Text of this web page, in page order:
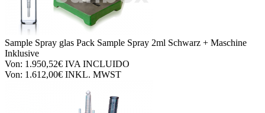
Sample Spray glas Pack Sample Spray 2ml Schwarz + Maschine
Inklusive
Von: 1.950,52€ IVA INCLUIDO
Von: 1.612,00€ INKL. MWST